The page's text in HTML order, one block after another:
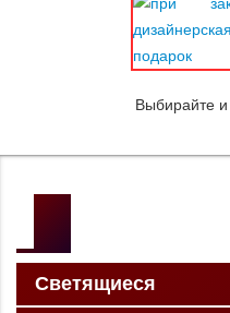
Выбирайте
Светящиеся